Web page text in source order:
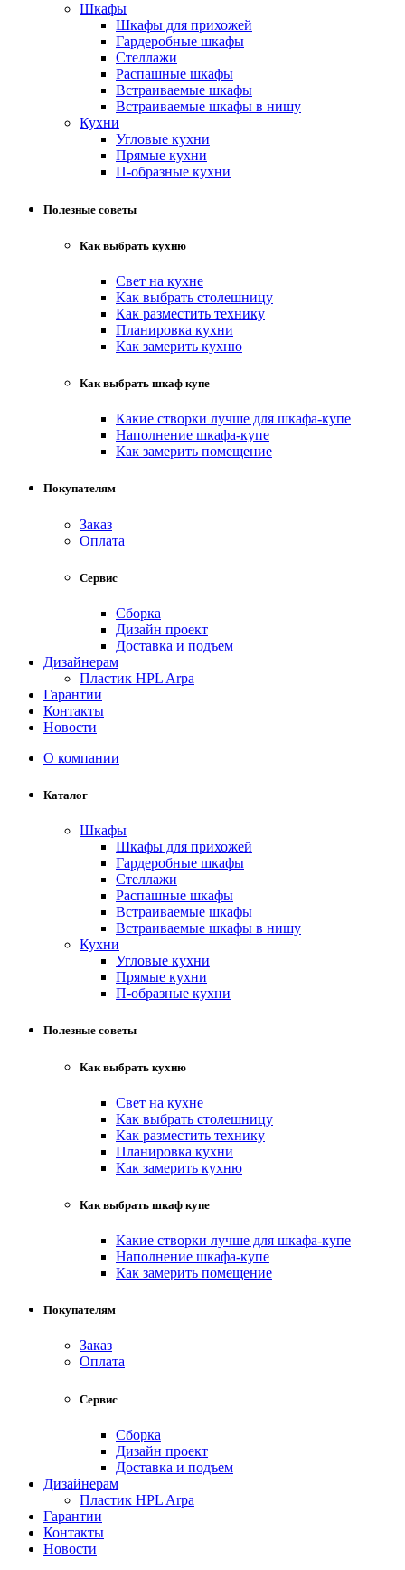
Шкафы
Шкафы для прихожей
Гардеробные шкафы
Стеллажи
Распашные шкафы
Встраиваемые шкафы
Встраиваемые шкафы в нишу
Кухни
Угловые кухни
Прямые кухни
П-образные кухни
Полезные советы
Как выбрать кухню
Свет на кухне
Как выбрать столешницу
Как разместить технику
Планировка кухни
Как замерить кухню
Как выбрать шкаф купе
Какие створки лучше для шкафа-купе
Наполнение шкафа-купе
Как замерить помещение
Покупателям
Заказ
Оплата
Сервис
Сборка
Дизайн проект
Доставка и подъем
Дизайнерам
Пластик HPL Arpa
Гарантии
Контакты
Новости
О компании
Каталог
Шкафы
Шкафы для прихожей
Гардеробные шкафы
Стеллажи
Распашные шкафы
Встраиваемые шкафы
Встраиваемые шкафы в нишу
Кухни
Угловые кухни
Прямые кухни
П-образные кухни
Полезные советы
Как выбрать кухню
Свет на кухне
Как выбрать столешницу
Как разместить технику
Планировка кухни
Как замерить кухню
Как выбрать шкаф купе
Какие створки лучше для шкафа-купе
Наполнение шкафа-купе
Как замерить помещение
Покупателям
Заказ
Оплата
Сервис
Сборка
Дизайн проект
Доставка и подъем
Дизайнерам
Пластик HPL Arpa
Гарантии
Контакты
Новости